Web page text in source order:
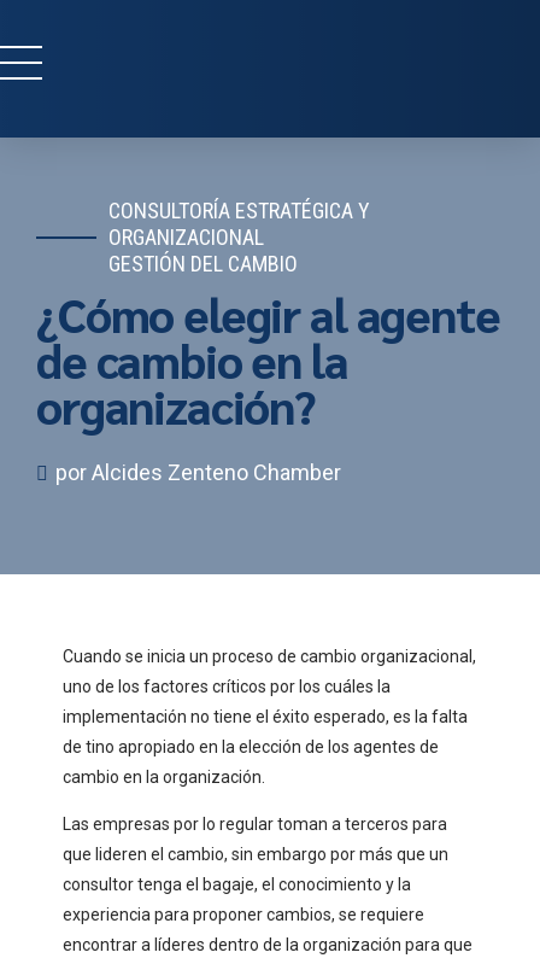
CONSULTORÍA ESTRATÉGICA Y
ORGANIZACIONAL
GESTIÓN DEL CAMBIO
¿Cómo elegir al agente
de cambio en la
organización?
por Alcides Zenteno Chamber
Cuando se inicia un proceso de cambio organizacional,
uno de los factores críticos por los cuáles la
implementación no tiene el éxito esperado, es la falta
de tino apropiado en la elección de los agentes de
cambio en la organización.
Las empresas por lo regular toman a terceros para
que lideren el cambio, sin embargo por más que un
consultor tenga el bagaje, el conocimiento y la
experiencia para proponer cambios, se requiere
encontrar a líderes dentro de la organización para que